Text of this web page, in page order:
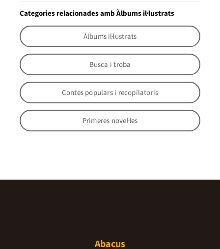
Categories relacionades amb Àlbums il·lustrats
Àlbums il·lustrats
Busca i troba
Contes populars i recopilatoris
Primeres novel·les
Abacus